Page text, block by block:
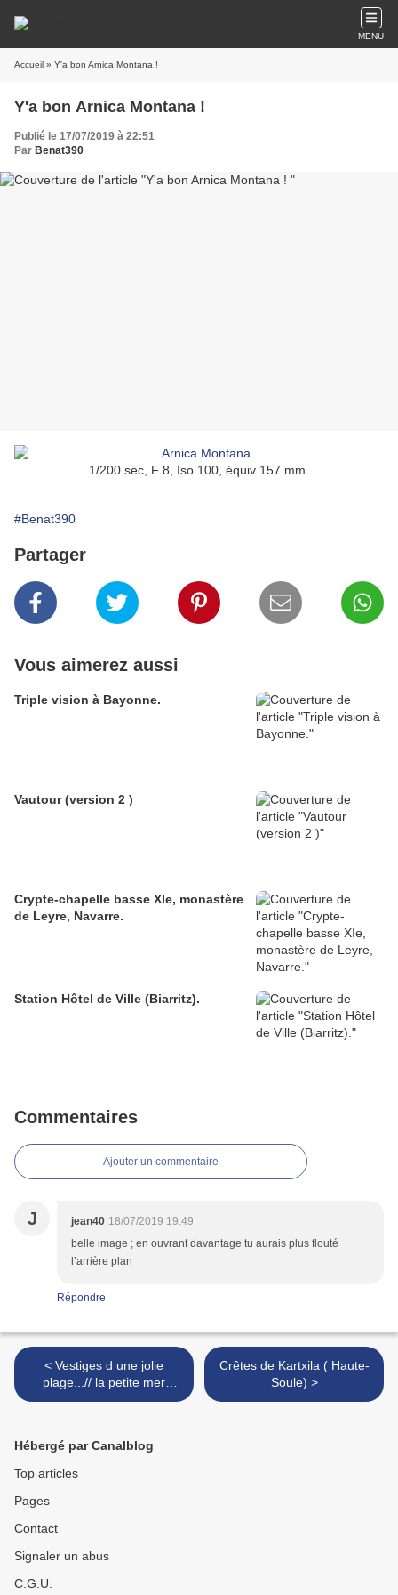
MENU
Accueil » Y'a bon Arnica Montana !
Y'a bon Arnica Montana !
Publié le 17/07/2019 à 22:51
Par Benat390
1/200 sec, F 8, Iso 100, équiv 157 mm.
#Benat390
Partager
Vous aimerez aussi
Triple vision à Bayonne.
Vautour (version 2 )
Crypte-chapelle basse XIe, monastère
de Leyre, Navarre.
Station Hôtel de Ville (Biarritz).
Commentaires
Ajouter un commentaire
J jean40 18/07/2019 19:49
belle image ; en ouvrant davantage tu aurais plus flouté
l’arrière plan
Répondre
< Vestiges d une jolie
plage...// la petite mer
TARNOS
Crêtes de Kartxila ( Haute-
Soule) >
Hébergé par Canalblog
Top articles
Pages
Contact
Signaler un abus
C.G.U.